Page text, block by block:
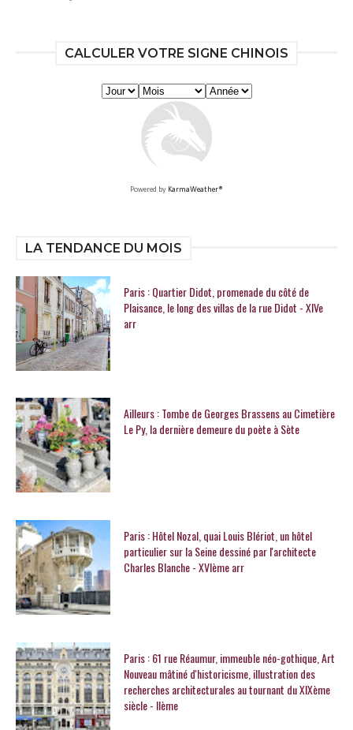
CALCULER VOTRE SIGNE CHINOIS
Powered by KarmaWeather®
LA TENDANCE DU MOIS
Paris : Quartier Didot, promenade du côté de
Plaisance, le long des villas de la rue Didot - XIVe
arr
Ailleurs : Tombe de Georges Brassens au Cimetière
Le Py, la dernière demeure du poète à Sète
Paris : Hôtel Nozal, quai Louis Blériot, un hôtel
particulier sur la Seine dessiné par l'architecte
Charles Blanche - XVIème arr
Paris : 61 rue Réaumur, immeuble néo-gothique, Art
Nouveau mâtiné d'historicisme, illustration des
recherches architecturales au tournant du XIXème
siècle - IIème